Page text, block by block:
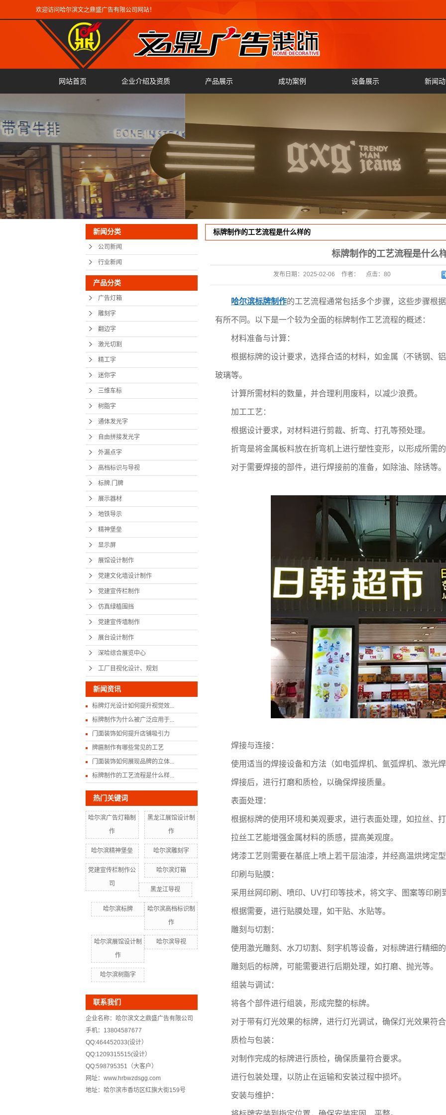
欢迎访问哈尔滨文之鼎盛广告有限公司网站！
网站首页 企业介绍及资质 产品展示
翻边字
激光切割
树脂字
展馆设计制作
党建文化墙设计制作
党建宣传栏制作
深哈综合展览中心
成功案例 设备展示 新闻
新闻分类
公司新闻
行业新闻
产品分类
广告灯箱
雕刻字
翻边字
激光切割
精工字
迷你字
三维车标
树脂字
通体发光字
自由拼接发光字
外漏点字
高档标识与导视
标牌.门牌
展示器材
地铁导示
精神堡垒
显示屏
展馆设计制作
党建文化墙设计制作
党建宣传栏制作
仿真绿植围挡
党建宣传墙制作
展台设计制作
深哈综合展览中心
工厂目视化设计、规划
新闻资讯
标牌灯光设计如何提升视觉效...
标牌制作为什么被广泛应用于...
门面装饰如何提升店铺吸引力
牌匾制作有哪些常见的工艺
门面装饰如何展现品牌的立体...
标牌制作的工艺流程是什么样...
热门关键词
哈尔滨广告灯箱制
作
黑龙江展馆设计制
作
哈尔滨精神堡垒 哈尔滨雕刻字
党建宣传栏制作公
司
哈尔滨灯箱
黑龙江导视
哈尔滨标牌
哈尔滨高档标识制
作
哈尔滨展馆设计制
作
哈尔滨导视
哈尔滨树脂字
联系我们
企业名称：哈尔滨文之鼎盛广告有限公司
手机：13804587677
QQ:464452033(设计）
QQ:1209315515(设计）
QQ:598795351（大客户）
网址：www.hrbwzdsgg.com
地址：哈尔滨市香坊区红旗大街159号
标牌制作的工艺流程是什么样的
标牌制作的工艺流程是什么
发布日期： 2025-02-06 作者： 点击： 80
哈尔滨标牌制作的工艺流程通常包括多个步骤，这些步骤根
有所不同。以下是一个较为全面的标牌制作工艺流程的概述：
材料准备与计算：
根据标牌的设计要求，选择合适的材料，如金属（不锈钢、
玻璃等。
计算所需材料的数量，并合理利用废料，以减少浪费。
加工工艺：
根据设计要求，对材料进行剪裁、折弯、打孔等预处理。
折弯是将金属板料放在折弯机上进行塑性变形，以形成所需
对于需要焊接的部件，进行焊接前的准备，如除油、除锈等。
焊接与连接：
使用适当的焊接设备和方法（如电弧焊机、氩弧焊机、激光
焊接后，进行打磨和质检，以确保焊接质量。
表面处理：
根据标牌的使用环境和美观要求，进行表面处理，如拉丝、
拉丝工艺能增强金属材料的质感，提高美观度。
烤漆工艺则需要在基底上喷上若干层油漆，并经高温烘烤定
印刷与贴膜：
采用丝网印刷、喷印、UV打印等技术，将文字、图案等印刷
根据需要，进行贴膜处理，如干贴、水贴等。
雕刻与切割：
使用激光雕刻、水刀切割、刻字机等设备，对标牌进行精细
雕刻后的标牌，可能需要进行后期处理，如打磨、抛光等。
组装与调试：
将各个部件进行组装，形成完整的标牌。
对于带有灯光效果的标牌，进行灯光调试，确保灯光效果符
质检与包装：
对制作完成的标牌进行质检，确保质量符合要求。
进行包装处理，以防止在运输和安装过程中损坏。
安装与维护：